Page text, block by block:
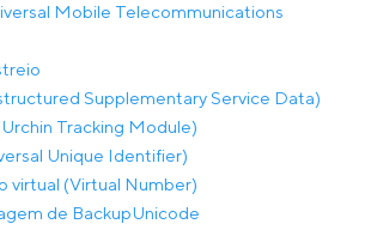
Mobile Telecommunications
Supplementary Service Data)
Tracking Module)
Unique Identifier)
virtual (Virtual Number)
de BackupUnicode